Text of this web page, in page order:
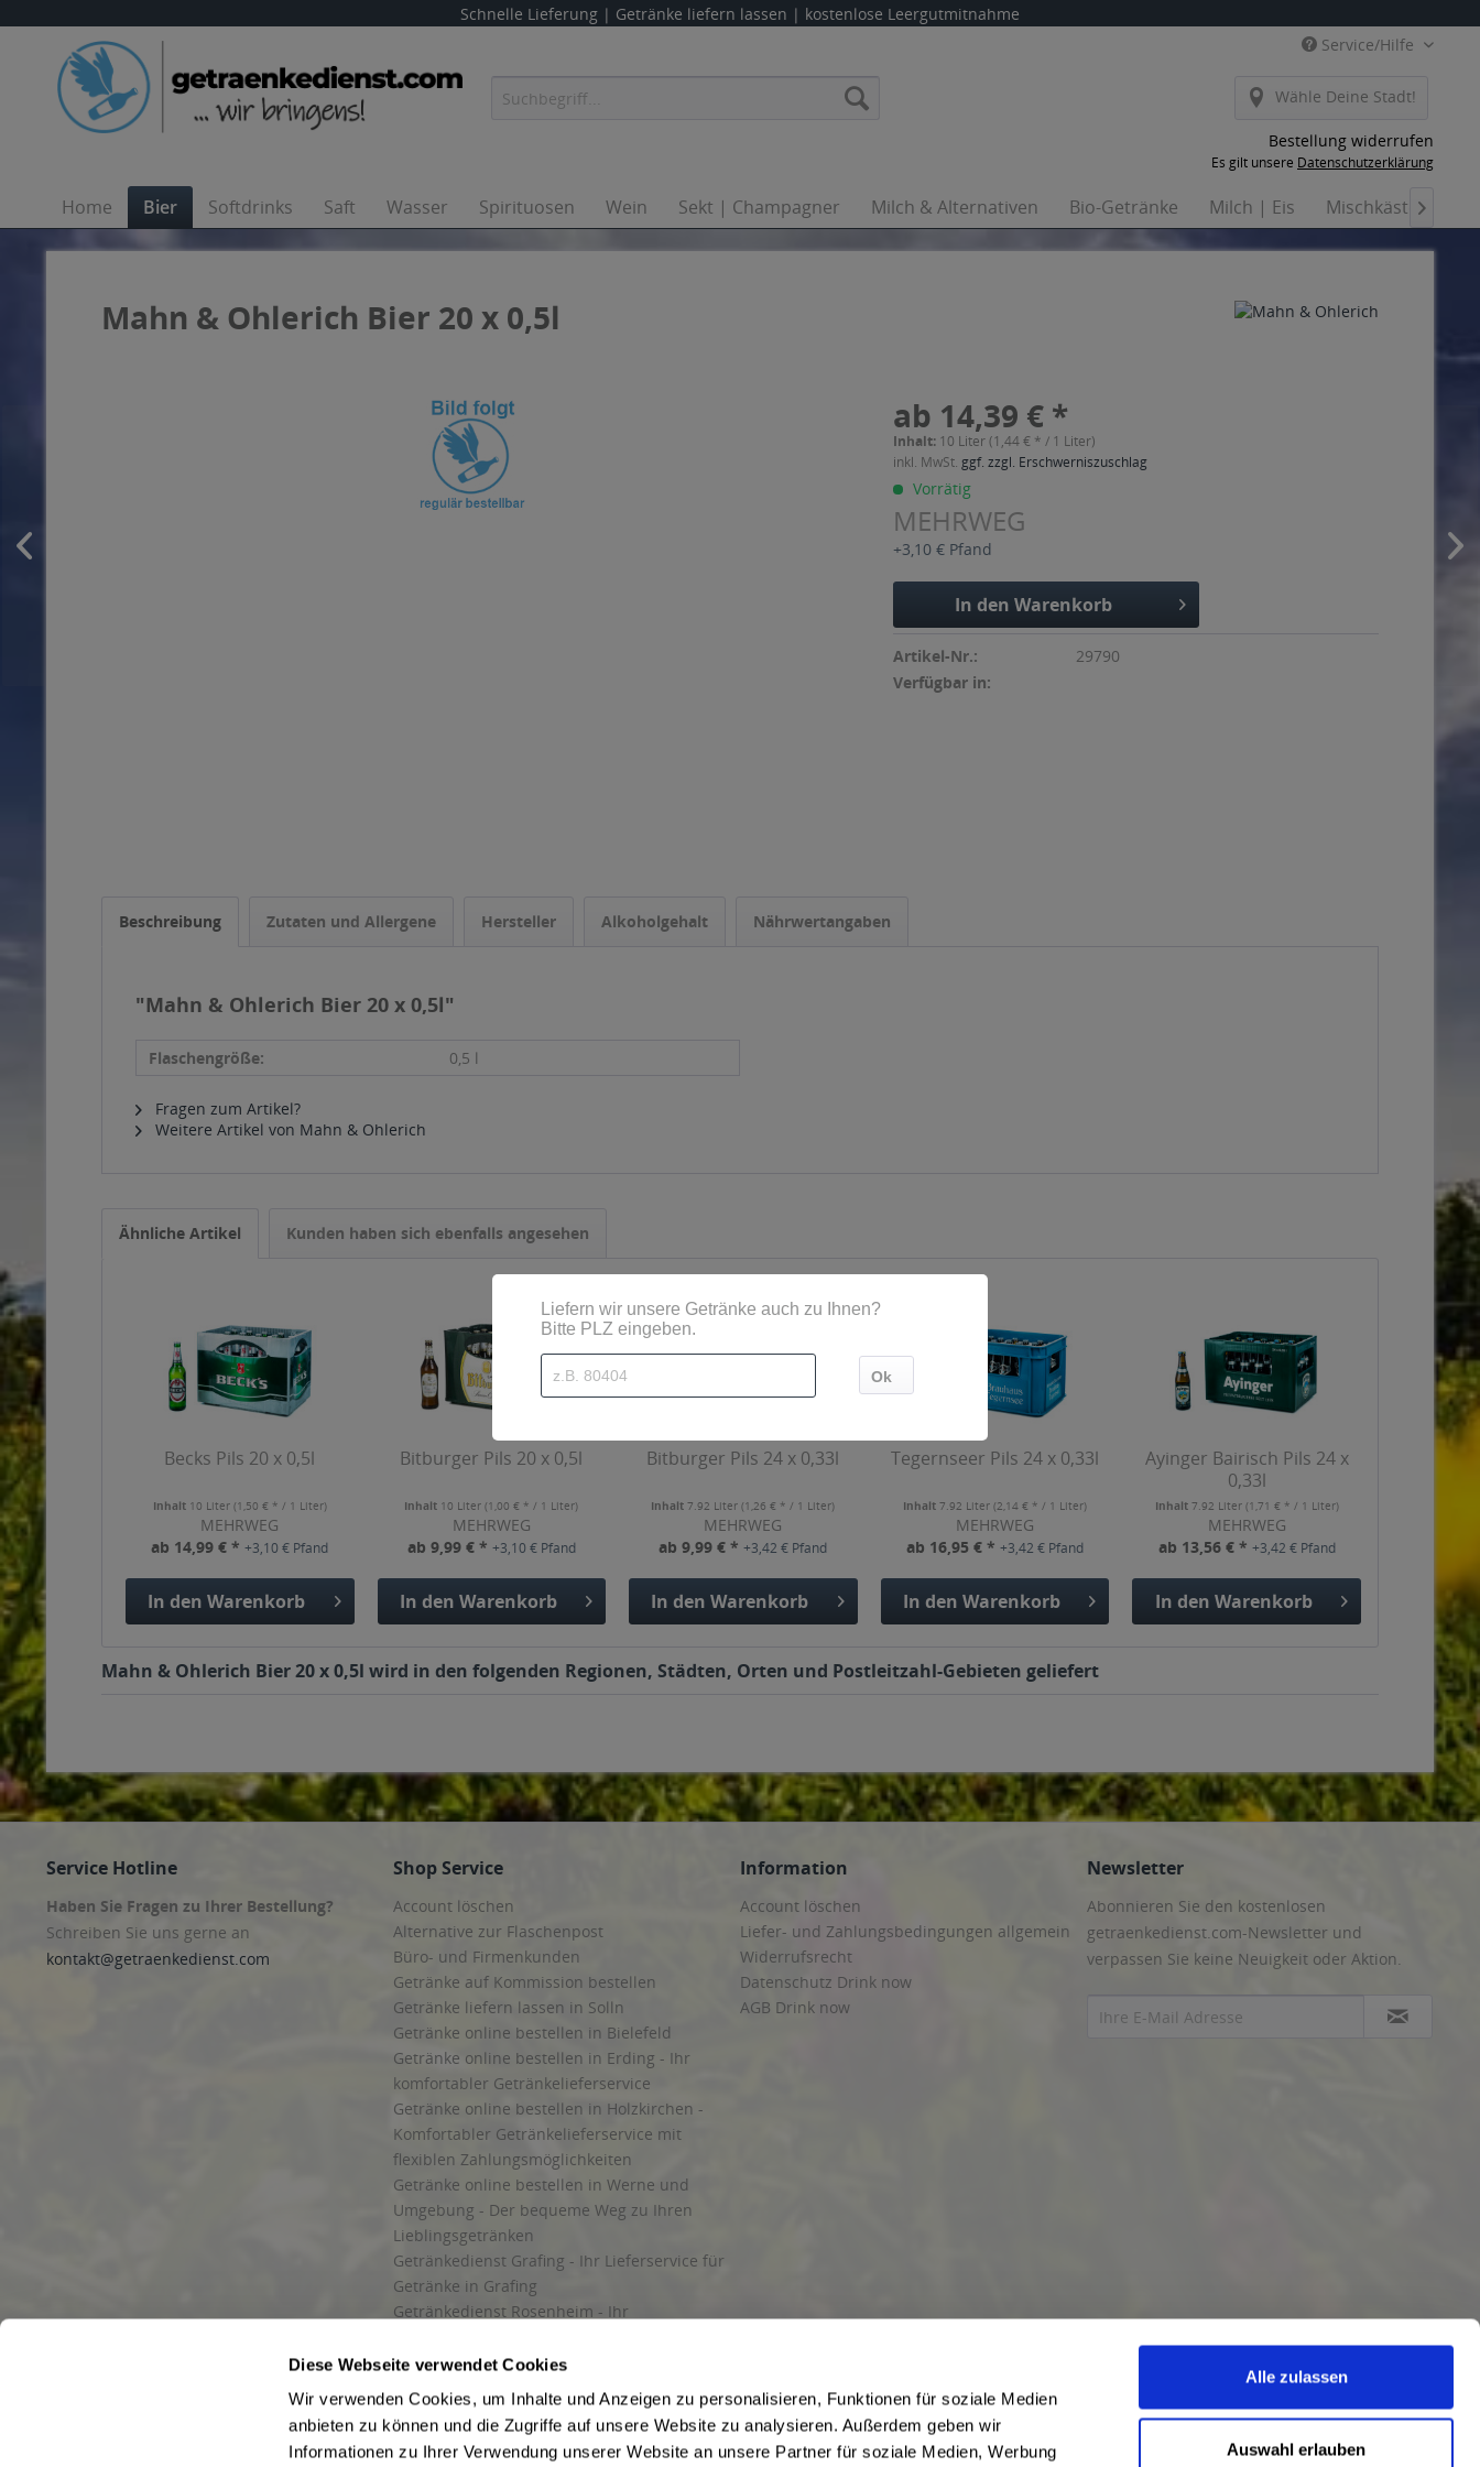
Diese Webseite verwendet Cookies
Wir verwenden Cookies, um Inhalte und Anzeigen zu personalisieren, Funktionen für soziale Medien
anbieten zu können und die Zugriffe auf unsere Website zu analysieren. Außerdem geben wir
Informationen zu Ihrer Verwendung unserer Website an unsere Partner für soziale Medien, Werbung
Alle zulassen
Auswahl erlauben
Schnelle Lieferung | Getränke liefern lassen | kostenlose Leergutmitnahme
Service/Hilfe
Wähle Deine Stadt!
Bestellung widerrufen
Es gilt unsere Datenschutzerklärung
Home Bier Softdrinks Saft Wasser Spirituosen Wein Sekt | Champagner Milch & Alternativen Bio-Getränke Milch | Eis Mischkästen

Mahn & Ohlerich Bier 20 x 0,5l
ab 14,39 € *
Inhalt: 10 Liter (1,44 € * / 1 Liter)
inkl. MwSt. ggf. zzgl. Erschwerniszuschlag
Vorrätig
MEHRWEG
+3,10 € Pfand
In den Warenkorb
Artikel-Nr.:
29790
Verfügbar in:
Beschreibung Zutaten und Allergene Hersteller Alkoholgehalt Nährwertangaben
"Mahn & Ohlerich Bier 20 x 0,5l"
Flaschengröße: 0,5 l
Fragen zum Artikel?
Weitere Artikel von Mahn & Ohlerich
Ähnliche Artikel Kunden haben sich ebenfalls angesehen
Becks Pils 20 x 0,5l
Inhalt 10 Liter (1,50 € * / 1 Liter)
MEHRWEG
ab 14,99 € *+3,10 € Pfand
In den Warenkorb
Bitburger Pils 20 x 0,5l
Inhalt 10 Liter(1,00 € * / 1 Liter)
MEHRWEG
ab 9,99 € * +3,10 € Pfand
In den Warenkorb
Bitburger Pils 24 x 0,33l
Inhalt7.92 Liter(1,26 € * / 1 Liter)
MEHRWEG
ab 9,99 € *+3,42 € Pfand
In den Warenkorb
Tegernseer Pils 24 x 0,33l
Inhalt7.92 Liter(2,14 € * / 1 Liter)
MEHRWEG
ab 16,95 € *+3,42 € Pfand
In den Warenkorb
Ayinger Bairisch Pils 24 x
0,33l
Inhalt 7.92 Liter (1,71 € * / 1 Liter)
MEHRWEG
ab 13,56 € * +3,42 € Pfand
In den Warenkorb
Mahn & Ohlerich Bier 20 x 0,5l wird in den folgenden Regionen, Städten, Orten und Postleitzahl-Gebieten geliefert
Service Hotline
Haben Sie Fragen zu Ihrer Bestellung?
Schreiben Sie uns gerne an
kontakt@getraenkedienst.com
Shop Service
Account löschen
Alternative zur Flaschenpost
Büro- und Firmenkunden
Getränke auf Kommission bestellen
Getränke liefern lassen in Solln
Getränke online bestellen in Bielefeld
Getränke online bestellen in Erding - Ihr
komfortabler Getränkelieferservice
Getränke online bestellen in Holzkirchen -
Komfortabler Getränkelieferservice mit
flexiblen Zahlungsmöglichkeiten
Getränke online bestellen in Werne und
Umgebung - Der bequeme Weg zu Ihren
Lieblingsgetränken
Getränkedienst Grafing - Ihr Lieferservice für
Getränke in Grafing
Getränkedienst Rosenheim - Ihr
und Umgebung
Liefergebiet
Lieferservice für Getränke
Information
Account löschen
Liefer- und Zahlungsbedingungen allgemein
Widerrufsrecht
Datenschutz Drink now
AGB Drink now
Newsletter
Abonnieren Sie den kostenlosen
getraenkedienst.com-Newsletter und
verpassen Sie keine Neuigkeit oder Aktion.